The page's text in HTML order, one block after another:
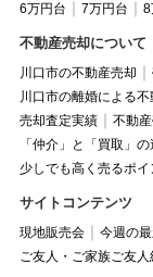
6万円台 7万円台 8
不動産売却について
川口市の不動産売却
川口市の離婚による不
売却査定実績
不動
「仲介」と「買取」
少しでも高く売るポイ
サイトコンテンツ
現地販売会
今週の
ご友人・ご家族ご友